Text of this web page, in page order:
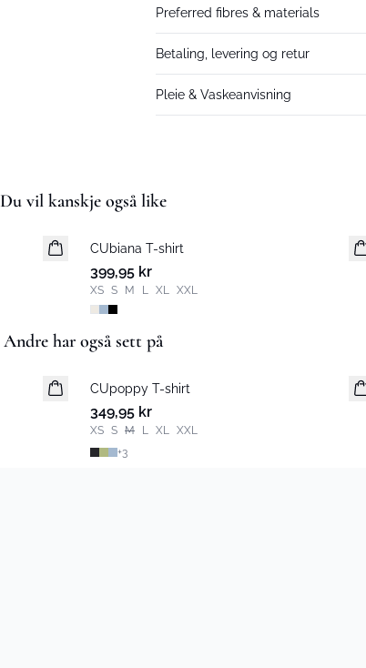
Preferred fibres & materials
Betaling, levering og retur
Pleie & Vaskeanvisning
Du vil kanskje også like
Nyhet
CUbiana T-shirt
399,95 kr
XS S M L XL XXL
Andre har også sett på
Nyhet
CUpoppy T-shirt
349,95 kr
XS S M L XL XXL
+3